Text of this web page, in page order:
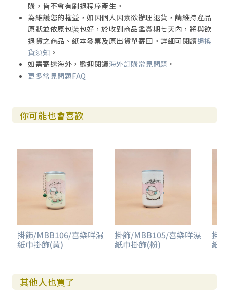
購，皆不會有刷退程序產生。
為維護您的權益，如因個人因素欲辦理退貨，請維持產品
原狀並依原包裝包好，於收到商品鑑賞期七天內，將與欲
退貨之商品、紙本發票及原出貨單寄回。詳細可閱讀退換
貨須知 。
如需寄送海外，歡迎閱讀海外訂購常見問題 。
更多常見問題FAQ
你可能也會喜歡
掛飾/MBB106/喜樂咩濕
紙巾掛飾(黃)
掛飾/MBB105/喜樂咩濕
紙巾掛飾(粉)
掛
紙
其他人也買了